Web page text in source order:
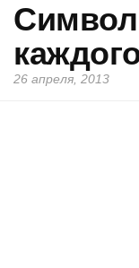
26 апреля, 2013